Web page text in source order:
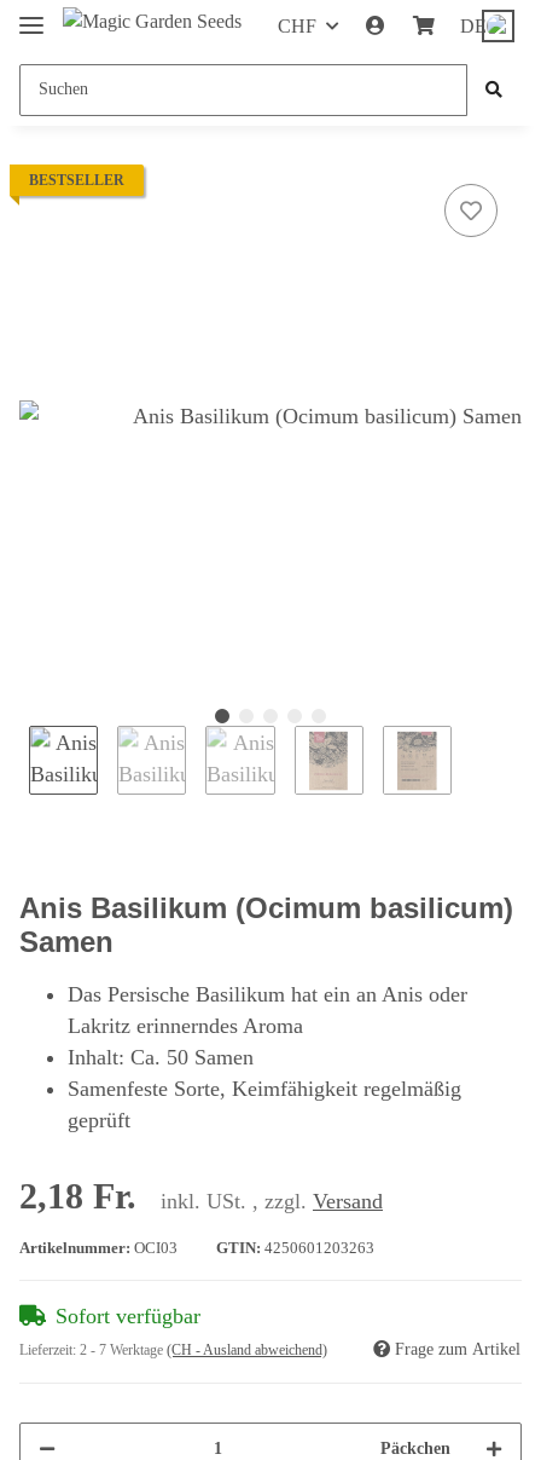
CHF DE
BESTSELLER
Anis Basilikum (Ocimum basilicum)
Samen
Das Persische Basilikum hat ein an Anis oder
Lakritz erinnerndes Aroma
Inhalt: Ca. 50 Samen
Samenfeste Sorte, Keimfähigkeit regelmäßig
geprüft
2,18 Fr. inkl. USt. , zzgl. Versand
Artikelnummer: OCI03 GTIN: 4250601203263
Sofort verfügbar
Lieferzeit: 2 - 7 Werktage (CH - Ausland abweichend) Frage zum Artikel
Päckchen